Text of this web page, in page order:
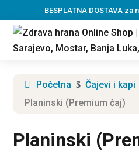
BESPLATNA DOSTAVA
Početna $ Čajevi i kapi
Planinski (Premium čaj)
Planinski